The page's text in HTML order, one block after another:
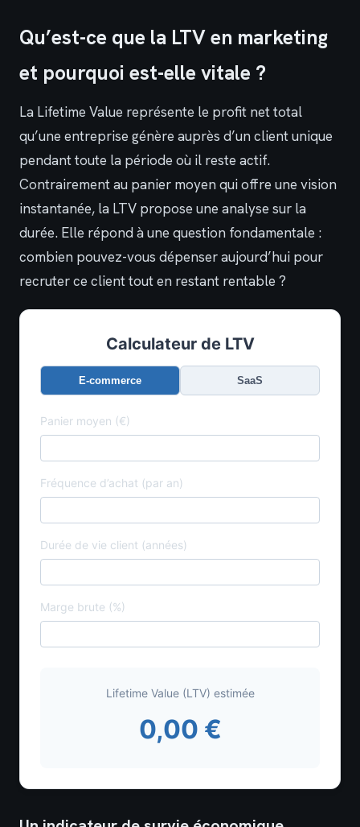
Qu’est-ce que la LTV en marketing
et pourquoi est-elle vitale ?
La Lifetime Value représente le profit net total
qu’une entreprise génère auprès d’un client unique
pendant toute la période où il reste actif.
Contrairement au panier moyen qui offre une vision
instantanée, la LTV propose une analyse sur la
durée. Elle répond à une question fondamentale :
combien pouvez-vous dépenser aujourd’hui pour
recruter ce client tout en restant rentable ?
Calculateur de LTV
E-commerce SaaS
Panier moyen (€)
Fréquence d’achat (par an)
Durée de vie client (années)
Marge brute (%)
Lifetime Value (LTV) estimée
0,00 €